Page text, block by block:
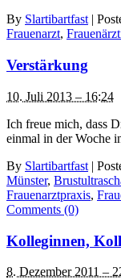
By Slartibartfast |
Frauenarzt,
Verstärkung
10. Juli 2013 – 16:24
Ich freue mich, dass
einmal in der Woche
By Slartibartfast |
Münster,
Frauenarztpraxis,
Comments (0)
Kolleginnen,
8. Dezember 2011 –